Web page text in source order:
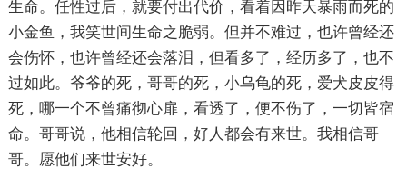
生命。任性过后，就要付出代价，看着因昨天暴雨而死的
小金鱼，我笑世间生命之脆弱。但并不难过，也许曾经还
会伤怀，也许曾经还会落泪，但看多了，经历多了，也不
过如此。爷爷的死，哥哥的死，小乌龟的死，爱犬皮皮得
死，哪一个不曾痛彻心扉，看透了，便不伤了，一切皆宿
命。哥哥说，他相信轮回，好人都会有来世。我相信哥
哥。愿他们来世安好。